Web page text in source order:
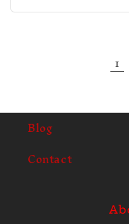
1
Blog
Contact